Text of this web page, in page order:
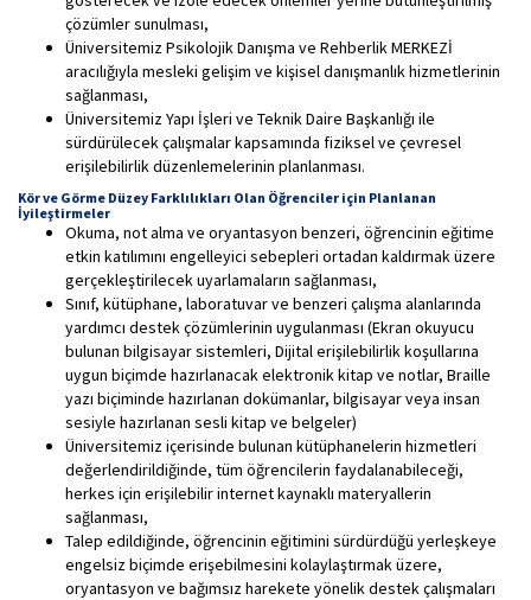
çözümler sunulması,
Üniversitemiz Psikolojik Danışma ve Rehberlik MERKEZİ
aracılığıyla mesleki gelişim ve kişisel danışmanlık hizmetlerinin
sağlanması,
Üniversitemiz Yapı İşleri ve Teknik Daire Başkanlığı ile
sürdürülecek çalışmalar kapsamında fiziksel ve çevresel
erişilebilirlik düzenlemelerinin planlanması.
Kör ve Görme Düzey Farklılıkları Olan Öğrenciler için Planlanan
İyileştirmeler
Okuma, not alma ve oryantasyon benzeri, öğrencinin eğitime
etkin katılımını engelleyici sebepleri ortadan kaldırmak üzere
gerçekleştirilecek uyarlamaların sağlanması,
Sınıf, kütüphane, laboratuvar ve benzeri çalışma alanlarında
yardımcı destek çözümlerinin uygulanması (Ekran okuyucu
bulunan bilgisayar sistemleri, Dijital erişilebilirlik koşullarına
uygun biçimde hazırlanacak elektronik kitap ve notlar, Braille
yazı biçiminde hazırlanan dokümanlar, bilgisayar veya insan
sesiyle hazırlanan sesli kitap ve belgeler)
Üniversitemiz içerisinde bulunan kütüphanelerin hizmetleri
değerlendirildiğinde, tüm öğrencilerin faydalanabileceği,
herkes için erişilebilir internet kaynaklı materyallerin
sağlanması,
Talep edildiğinde, öğrencinin eğitimini sürdürdüğü yerleşkeye
engelsiz biçimde erişebilmesini kolaylaştırmak üzere,
oryantasyon ve bağımsız harekete yönelik destek çalışmaları